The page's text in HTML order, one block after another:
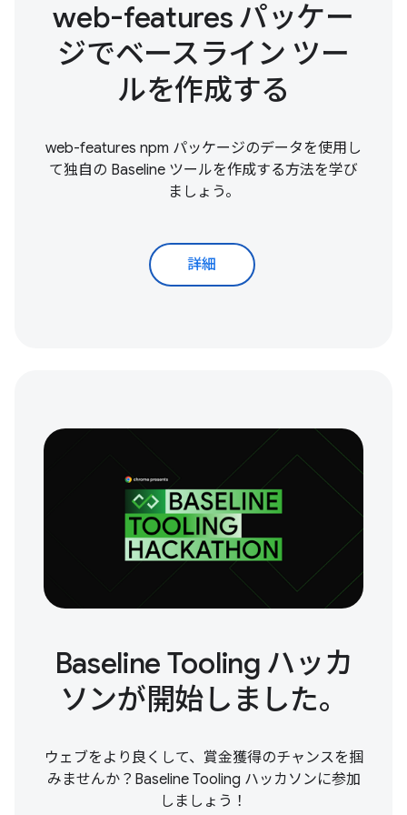
web-features パッケー
ジでベースライン ツー
ルを作成する
web-features npm パッケージのデータを使用し
て独自の Baseline ツールを作成する方法を学び
ましょう。
詳細
Baseline Tooling ハッカ
ソンが開始しました。
ウェブをより良くして、賞金獲得のチャンスを掴
みませんか？Baseline Tooling ハッカソンに参加
しましょう！